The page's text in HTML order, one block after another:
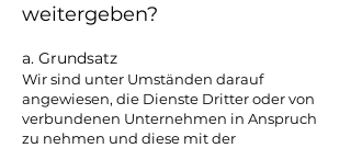
weitergeben?
a. Grundsatz
Wir sind unter Umständen darauf
angewiesen, die Dienste Dritter oder von
verbundenen Unternehmen in Anspruch
zu nehmen und diese mit der